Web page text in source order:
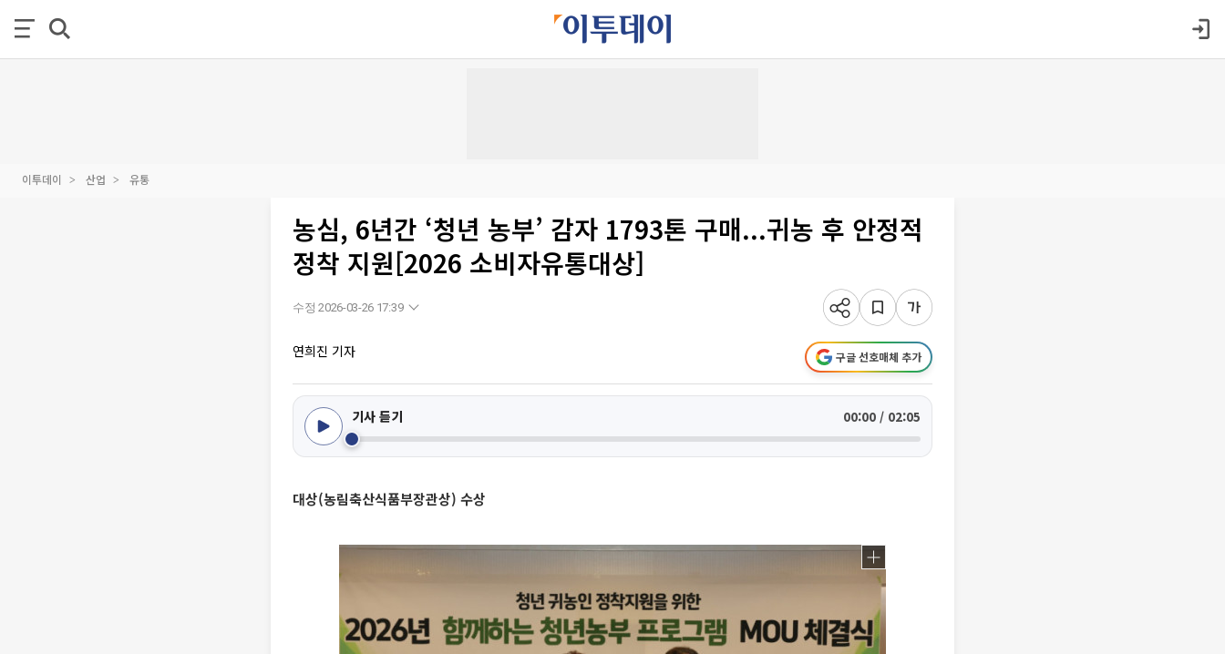
이투데이 산업 유통
농심, 6년간 ‘청년 농부’ 감자 1793톤 구매...귀농 후 안정적
정착 지원[2026 소비자유통대상]
수정 2026-03-26 17:39
연희진 기자 구글 선호매체 추가
기사 듣기 00:00 / 02:05
대상(농림축산식품부장관상) 수상